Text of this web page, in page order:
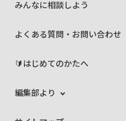
みんなに相談しよう
よくある質問・お問い合わせ
🔰はじめてのかたへ
編集部より